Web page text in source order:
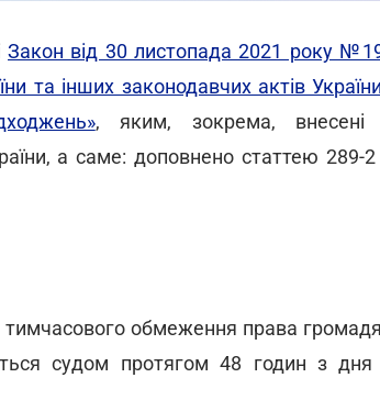
Закон від 30 листопада 2021 року
та інших законодавчих актів
, яким, зокрема,
а саме: доповнено статтею 289-
тимчасового обмеження права
судом протягом 48 годин з дня